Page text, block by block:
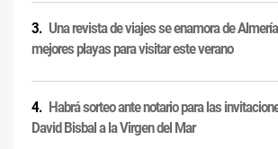
Una revista de viajes se enamora de
mejores playas para visitar este verano
Habrá sorteo ante notario para las
David Bisbal a la Virgen del Mar